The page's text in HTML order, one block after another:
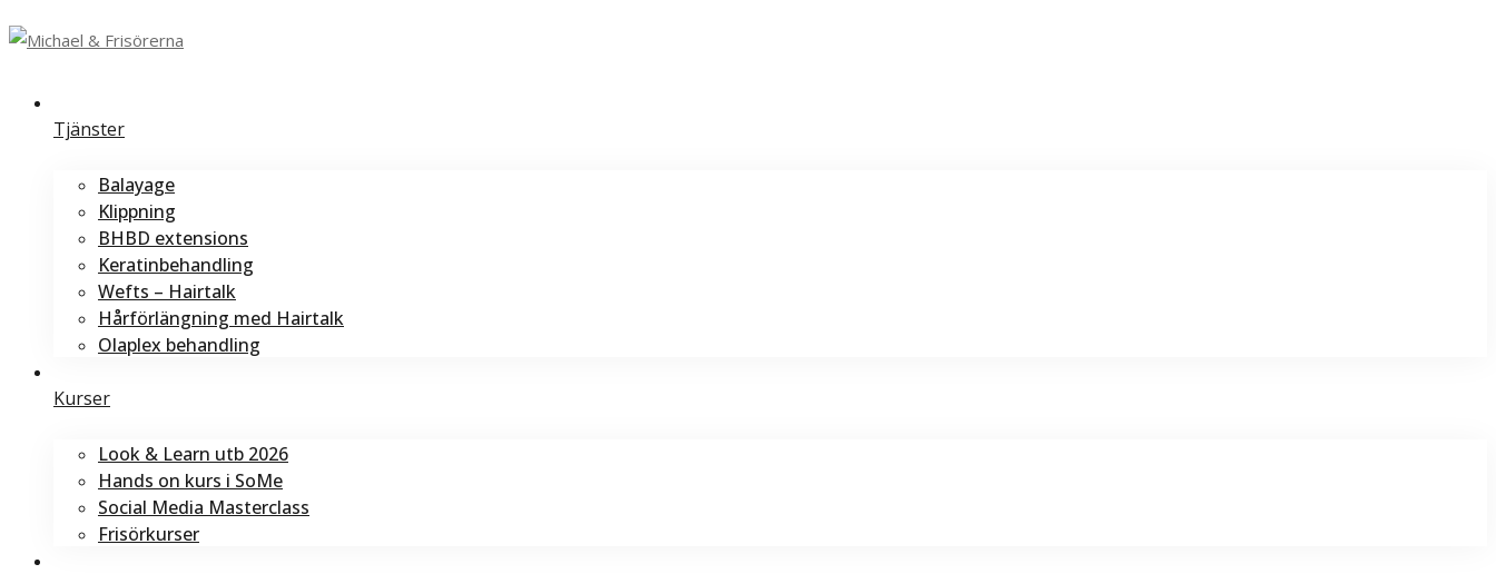
Tjänster
Balayage
Klippning
BHBD extensions
Keratinbehandling
Wefts – Hairtalk
Hårförlängning med Hairtalk
Olaplex behandling
Kurser
Look & Learn utb 2026
Hands on kurs i SoMe
Social Media Masterclass
Frisörkurser